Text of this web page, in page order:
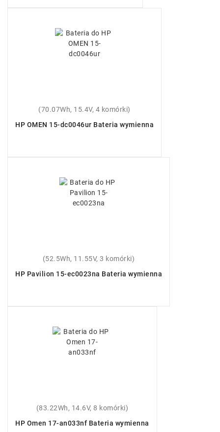
(70.07Wh, 15.4V, 4 komórki)
HP OMEN 15-dc0046ur Bateria wymienna
(52.5Wh, 11.55V, 3 komórki)
HP Pavilion 15-ec0023na Bateria wymienna
(83.22Wh, 14.6V, 8 komórki)
HP Omen 17-an033nf Bateria wymienna